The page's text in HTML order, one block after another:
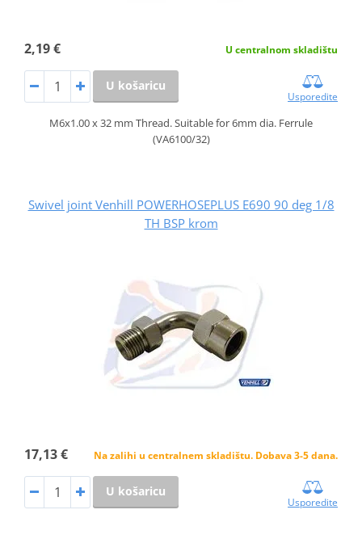
2,19 € U centralnom skladištu
U košaricu
Usporedite
M6x1.00 x 32 mm Thread. Suitable for 6mm dia. Ferrule
(VA6100/32)
Swivel joint Venhill POWERHOSEPLUS E690 90 deg 1/8
TH BSP krom
17,13 € Na zalihi u centralnem skladištu. Dobava 3-5 dana.
U košaricu
Usporedite